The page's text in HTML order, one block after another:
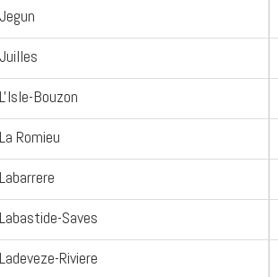
Bouzon
Romieu
Saves
Riviere